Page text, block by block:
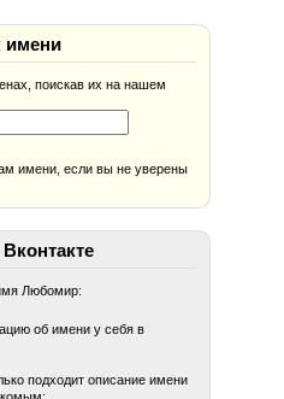
имени
поискав их на нашем
имени, если вы не уверены
Любомир:
об имени у себя в
подходит описание имени